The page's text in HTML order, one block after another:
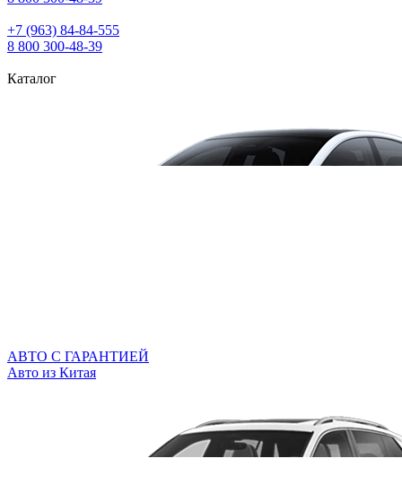
+7 (963) 84‑84‑555
8 800 300‑48‑39
Каталог
АВТО С ГАРАНТИЕЙ
Авто из Китая